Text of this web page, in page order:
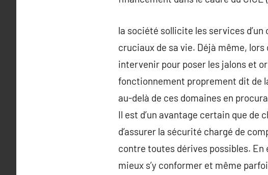
la société sollicite les services
cruciaux de sa vie. Déjà même,
intervenir pour poser les jalons et
fonctionnement proprement dit de
au-delà de ces domaines en
Il est d’un avantage certain que de
d’assurer la sécurité chargé de
contre toutes dérives possibles.
mieux s’y conformer et même